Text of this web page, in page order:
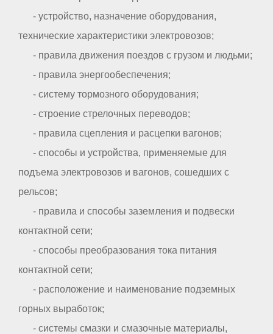
- устройство, назначение оборудования,
технические характеристики электровозов;
- правила движения поездов с грузом и людьми;
- правила энергообеспечения;
- систему тормозного оборудования;
- строение стрелочных переводов;
- правила сцепления и расцепки вагонов;
- способы и устройства, применяемые для
подъема электровозов и вагонов, сошедших с
рельсов;
- правила и способы заземления и подвески
контактной сети;
- способы преобразования тока питания
контактной сети;
- расположение и наименование подземных
горных выработок;
- системы смазки и смазочные материалы,